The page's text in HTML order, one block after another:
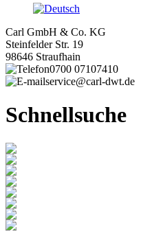
Carl GmbH & Co. KG
Steinfelder Str. 19
98646 Straufhain
0700 07107410
service@carl-dwt.de
Schnellsuche